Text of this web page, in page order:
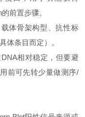
前置步骤。
体骨架构型、抗性标
体条目而定）。
相对稳定，但要避
前可先转少量做测序/